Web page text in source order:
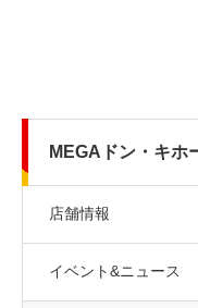
MEGAドン・キホ
店舗情報
イベント&ニュース